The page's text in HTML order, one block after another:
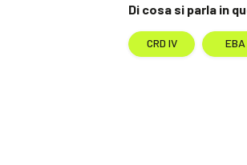
Di cosa si parla in
CRD IV EBA